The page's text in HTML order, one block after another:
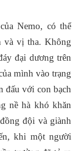
Nemo, có thể
và vị tha. Không
đại dương trên
mình vào trạng
đấu với con bạch
nề hà khó khăn
đội và giành
khi một người